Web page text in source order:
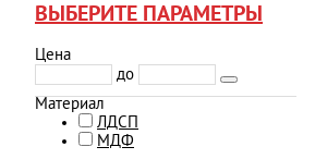
ВЫБЕРИТЕ ПАРАМЕТРЫ
Цена
до
Материал
ЛДСП
МДФ